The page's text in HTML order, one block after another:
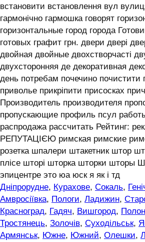
встановити встановлення вул
гармонічно гармошка говорят
горизонтальные город города
готовых графит грн. двери двері
двойная двойные двохстворчасті
двухсторонняя де декоративная
день потребам почечино почистити
приволье прикріпити присосках
Производитель производителя
пропускающие профиль псул
распродажа рассчитать Рейтинг:
РЕПУТАЦІЄЮ римская римские
розетка шпалери штакетник штор
плісе шторі шторка шторки шторы
эпицентре это юа юск я як і тд
Дніпрорудне, Курахове, Сокаль,
Амвросіївка, Пологи, Ладижин,
Красноград, Гадяч, Вишгород,
Тростянець, Золочів, Суходільськ,
Армянськ, Южне, Южний, Олешки,